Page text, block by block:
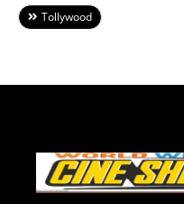
Tollywood